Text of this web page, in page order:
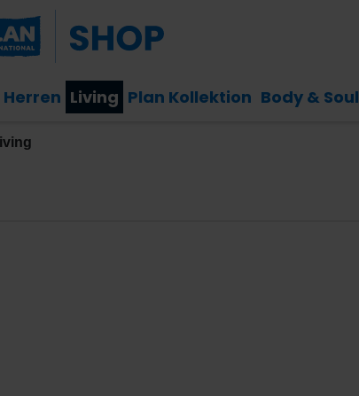
Herren Living Plan Kollektion Body & Soul